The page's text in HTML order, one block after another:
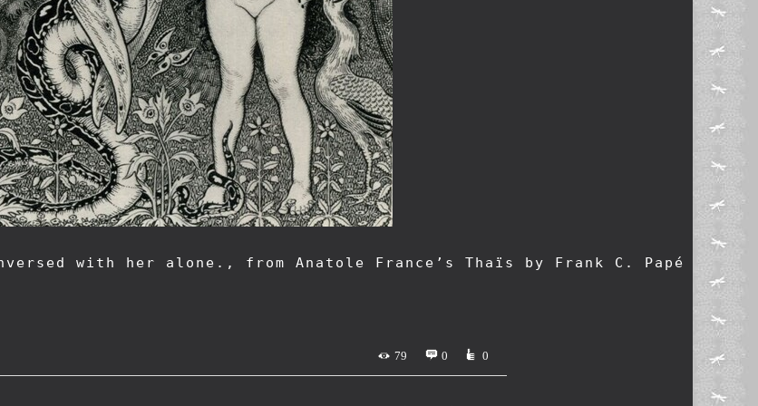
with her alone., from Anatole France’s Thaïs by Frank C. Papé (1926)
79 0 0